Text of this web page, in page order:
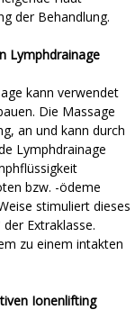
der Behandlung.
Lymphdrainage
kann verwendet
Die Massage
an und kann durch
Lymphdrainage
bzw. -ödeme
stimuliert dieses
Extraklasse.
zu einem intakten
Ionenlifting